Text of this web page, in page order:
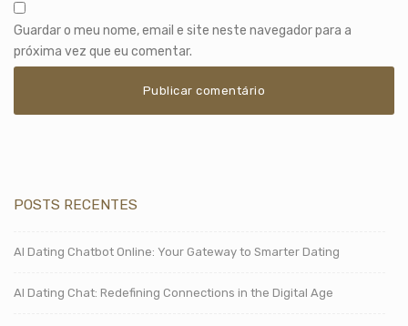
Guardar o meu nome, email e site neste navegador para a
próxima vez que eu comentar.
POSTS RECENTES
AI Dating Chatbot Online: Your Gateway to Smarter Dating
AI Dating Chat: Redefining Connections in the Digital Age